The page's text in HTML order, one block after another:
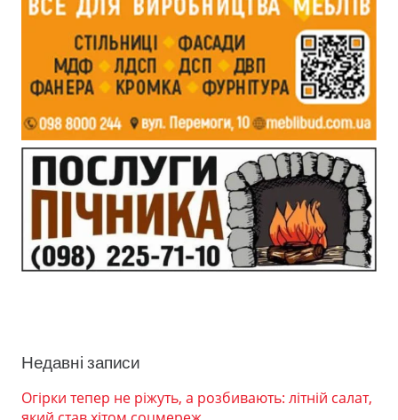
Недавні записи
Огірки тепер не ріжуть, а розбивають: літній салат,